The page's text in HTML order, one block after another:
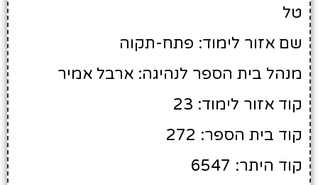
טל
שם אזור לימוד: פתח-תקוה
מנהל בית הספר לנהיגה: ארבל אמיר
קוד אזור לימוד: 23
קוד בית הספר: 272
קוד היתר: 6547